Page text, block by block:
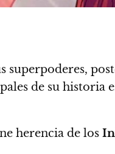
superpoderes,
de su historia
herencia de los